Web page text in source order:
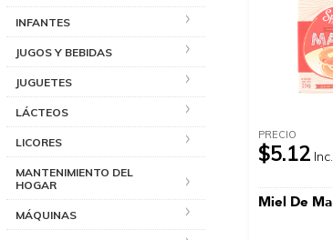
INFANTES
JUGOS Y BEBIDAS
JUGUETES
LÁCTEOS
LICORES
MANTENIMIENTO DEL
HOGAR
MÁQUINAS
PRECIO
$5.12
Miel De